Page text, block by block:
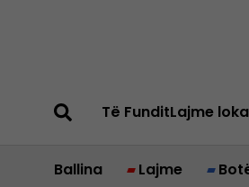
Të FunditLajme
Ballina Lajme